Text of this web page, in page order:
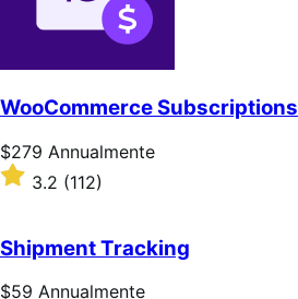
WooCommerce Subscriptions
Prezzo
$279
Annualmente
$279 Annualmente
Valutato
3.2
5
stelle
3.2 (112)
Shipment Tracking
Prezzo
$59 Annualmente